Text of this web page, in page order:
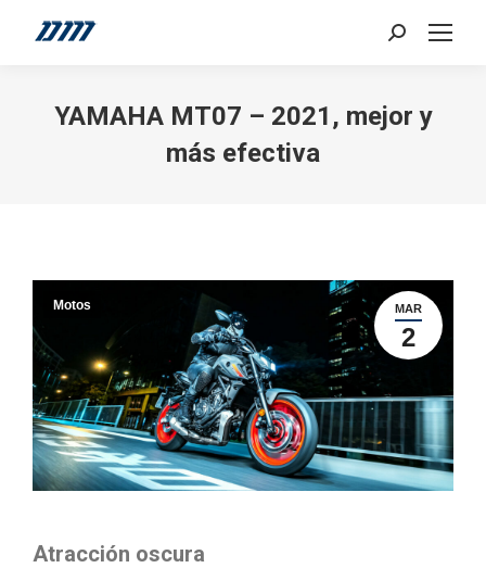
Search:
YAMAHA MT07 – 2021, mejor y
más efectiva
MAR
2
Motos
Atracción oscura